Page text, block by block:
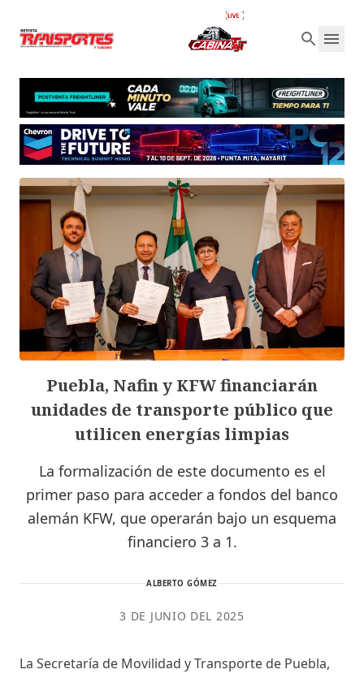
Puebla, Nafin y KFW financiarán
unidades de transporte público que
utilicen energías limpias
La formalización de este documento es el
primer paso para acceder a fondos del banco
alemán KFW, que operarán bajo un esquema
financiero 3 a 1.
ALBERTO GÓMEZ
3 DE JUNIO DEL 2025
La Secretaría de Movilidad y Transporte de Puebla,